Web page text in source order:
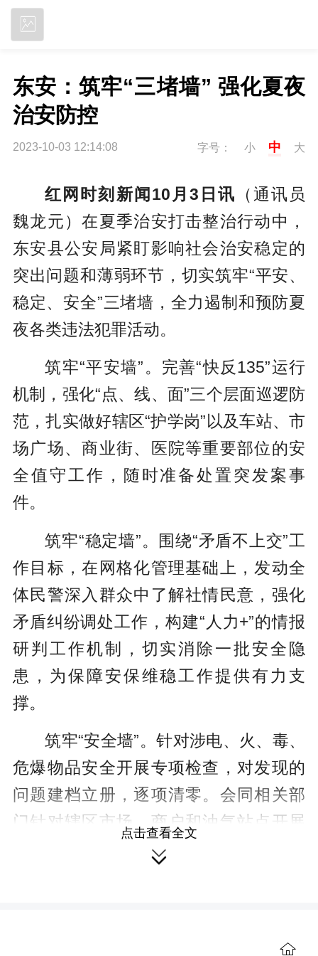
东安：筑牢“三堵墙” 强化夏夜
治安防控
2023-10-03 12:14:08 字号： 小 中 大
红网时刻新闻10月3日讯 （通讯员
魏龙元）在夏季治安打击整治行动中，
东安县公安局紧盯影响社会治安稳定的
突出问题和薄弱环节，切实筑牢“平安、
稳定、安全”三堵墙，全力遏制和预防夏
夜各类违法犯罪活动。
筑牢“平安墙”。完善“快反135”运行
机制，强化“点、线、面”三个层面巡逻防
范，扎实做好辖区“护学岗”以及车站、市
场广场、商业街、医院等重要部位的安
全值守工作，随时准备处置突发案事
件。
筑牢“稳定墙”。围绕“矛盾不上交”工
作目标，在网格化管理基础上，发动全
体民警深入群众中了解社情民意，强化
矛盾纠纷调处工作，构建“人力+”的情报
研判工作机制，切实消除一批安全隐
患，为保障安保维稳工作提供有力支
撑。
筑牢“安全墙”。针对涉电、火、毒、
危爆物品安全开展专项检查，对发现的
问题建档立册，逐项清零。会同相关部
门针对辖区市场、商户和油气站点开展
不定期专项检查，消除辖区存在的公共
点击查看全文
